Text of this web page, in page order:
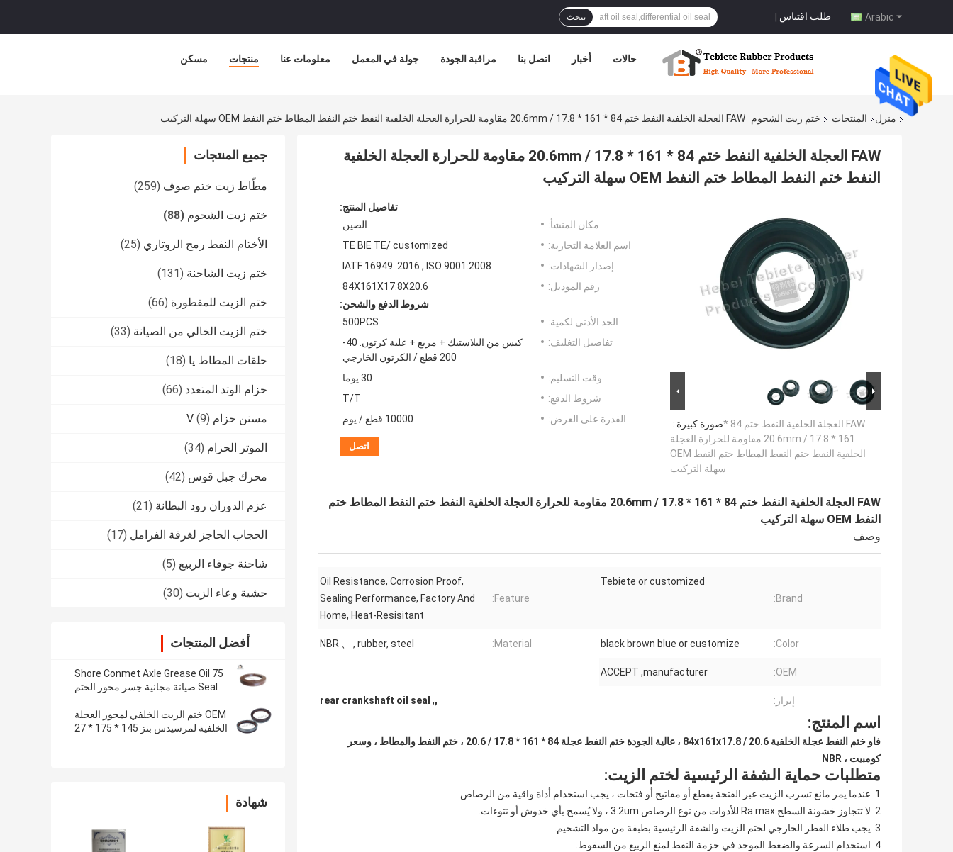
Arabic طلب اقتباس | يبحث
مسكن منتجات معلومات عنا جولة في المعمل مراقبة الجودة اتصل بنا أخبار حالات
منزل المنتجات ختم زيت الشحوم FAW العجلة الخلفية النفط ختم 84 * 161 * 17.8 / 20.6mm مقاومة للحرارة العجلة الخلفية النفط ختم النفط المطاط ختم النفط OEM سهلة التركيب
جميع المنتجات
مطّاط زيت ختم صوف (259)
ختم زيت الشحوم (88)
الأختام النفط رمح الروتاري (25)
ختم زيت الشاحنة (131)
ختم الزيت للمقطورة (66)
ختم الزيت الخالي من الصيانة (33)
حلقات المطاط يا (18)
حزام الوتد المتعدد (66)
مسنن حزام V (9)
الموتر الحزام (34)
محرك جبل قوس (42)
عزم الدوران رود البطانة (21)
الحجاب الحاجز لغرفة الفرامل (17)
شاحنة جوفاء الربيع (5)
حشية وعاء الزيت (30)
أفضل المنتجات
75 Shore Conmet Axle Grease Oil
Seal صيانة مجانية جسر محور الختم
OEM ختم الزيت الخلفي لمحور العجلة
الخلفية لمرسيدس بنز 145 * 175 * 27
شهادة
FAW العجلة الخلفية النفط ختم 84 * 161 * 17.8 / 20.6mm مقاومة للحرارة العجلة الخلفية
النفط ختم النفط المطاط ختم النفط OEM سهلة التركيب
صورة كبيرة :FAW العجلة الخلفية النفط ختم 84 *
161 * 17.8 / 20.6mm مقاومة للحرارة العجلة
الخلفية النفط ختم النفط المطاط ختم النفط OEM
سهلة التركيب
تفاصيل المنتج:
مكان المنشأ:
الصين
اسم العلامة التجارية:
TE BIE TE/ customized
إصدار الشهادات:
IATF 16949: 2016 , ISO 9001:2008
رقم الموديل:
84X161X17.8X20.6
شروط الدفع والشحن:
الحد الأدنى لكمية:
500PCS
تفاصيل التغليف:
كيس من البلاستيك + مربع + علبة كرتون. 40-
200 قطع / الكرتون الخارجي
وقت التسليم:
30 يوما
شروط الدفع:
T/T
القدرة على العرض:
10000 قطع / يوم
اتصل
FAW العجلة الخلفية النفط ختم 84 * 161 * 17.8 / 20.6mm مقاومة للحرارة العجلة الخلفية النفط ختم النفط المطاط ختم
النفط OEM سهلة التركيب
وصف
Brand:
Tebiete or customized
Feature:
Oil Resistance, Corrosion Proof,
Sealing Performance, Factory And
Home, Heat-Resisitant
Color:
black brown blue or customize
Material:
NBR 、 , rubber, steel
OEM:
ACCEPT ,manufacturer
إبراز: ,
,
rear crankshaft oil seal
اسم المنتج:
فاو ختم النفط عجلة الخلفية 84x161x17.8 / 20.6 ، عالية الجودة ختم النفط عجلة 84 * 161 * 17.8 / 20.6 ، ختم النفط والمطاط ، وسعر
كومبيت ، NBR
متطلبات حماية الشفة الرئيسية لختم الزيت:
1. عندما يمر مانع تسرب الزيت عبر الفتحة بقطع أو مفاتيح أو فتحات ، يجب استخدام أداة واقية من الرصاص.
2. لا تتجاوز خشونة السطح Ra max للأدوات من نوع الرصاص 3.2um ، ولا يُسمح بأي خدوش أو نتوءات.
3. يجب طلاء القطر الخارجي لختم الزيت والشفة الرئيسية بطبقة من مواد التشحيم.
4. استخدام السرعة والضغط الموحد في حزمة النفط لمنع الربيع من السقوط.